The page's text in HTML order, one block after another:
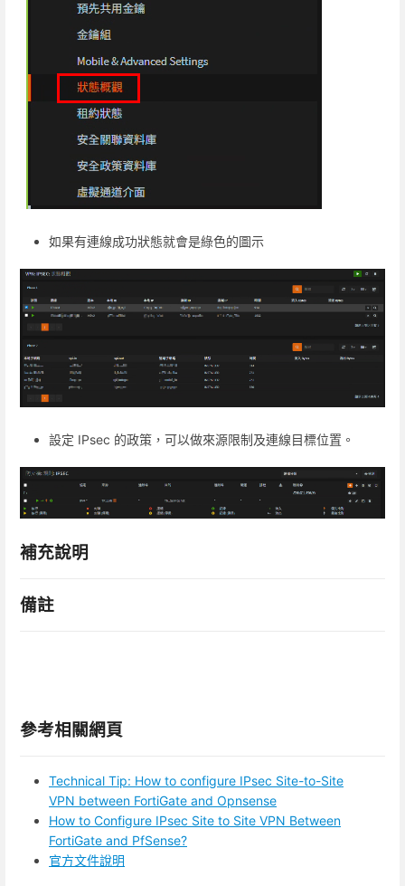
如果有連線成功狀態就會是綠色的圖示
設定 IPsec 的政策，可以做來源限制及連線目標位置。
補充說明
備註
參考相關網頁
Technical Tip: How to configure IPsec Site-to-Site
VPN between FortiGate and Opnsense
How to Configure IPsec Site to Site VPN Between
FortiGate and PfSense?
官方文件說明